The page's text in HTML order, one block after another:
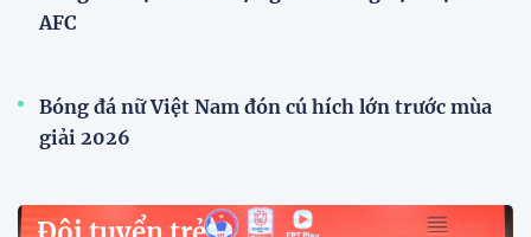
Việt Nam tăng gấp đôi